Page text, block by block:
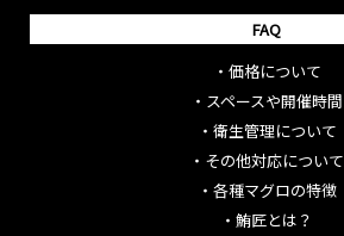
FAQ
・ 価格について
・ スペースや開催時間
・ 衛生管理について
・ その他対応について
・ 各種マグロの特徴
・ 鮪匠とは？